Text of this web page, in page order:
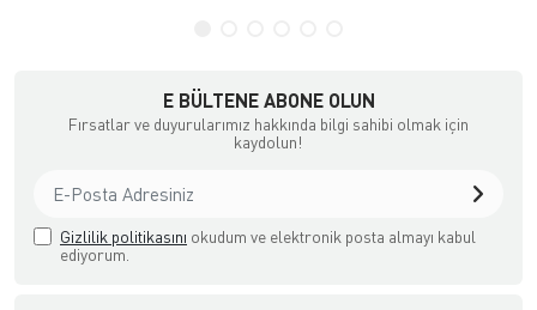
E BÜLTENE ABONE OLUN
Fırsatlar ve duyurularımız hakkında bilgi sahibi olmak için
kaydolun!
Gizlilik politikasını okudum ve elektronik posta almayı kabul
ediyorum.